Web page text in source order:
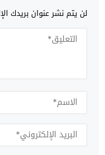
لن يتم نشر عنوان بريدك